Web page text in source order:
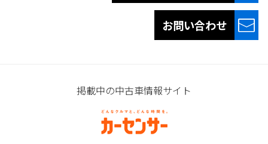
お問い合わせ
掲載中の中古車情報サイト